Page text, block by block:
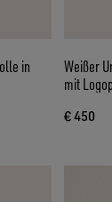
in
Weißer
mit
€ 450